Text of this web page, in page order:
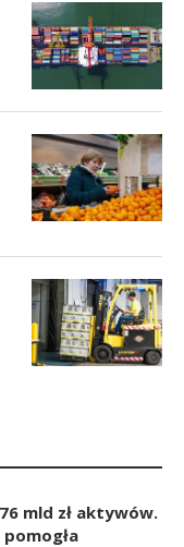
mld zł aktywów.
pomogła